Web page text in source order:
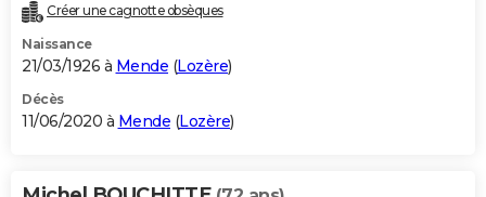
Créer une cagnotte obsèques
Naissance
21/03/1926 à Mende (Lozère)
Décès
11/06/2020 à Mende (Lozère)